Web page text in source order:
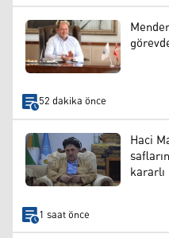
52 dakika önce
Haci
kararlı
1 saat önce